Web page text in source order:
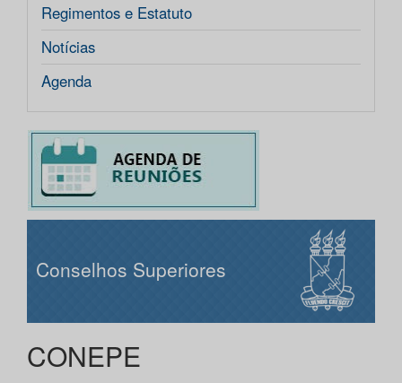
Regimentos e Estatuto
Notícias
Agenda
Conselhos Superiores
CONEPE